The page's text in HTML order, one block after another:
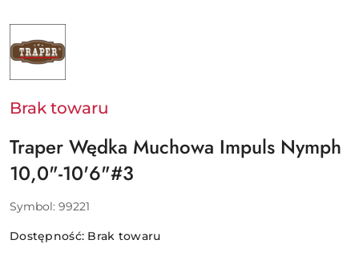
NAZWA
PRODUCENTA:
TRAPER
Brak towaru
Traper Wędka Muchowa Impuls Nymph
10,0"-10'6"#3
Symbol: 99221
Dostępność: Brak towaru